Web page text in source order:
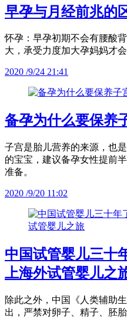
早孕与月经前兆的
怀孕：早孕初期不会有腰酸
大，承受力度加大孕妈妈才会
2020 /9/24 21:41
备孕为什么要保养
子宫是胎儿营养的来源，也
的宝宝，建议备孕女性提前
准备。
2020 /9/20 11:02
中国试管婴儿三十
上海外试管婴儿之
除此之外，中国《人类辅助
出，严禁对卵子、精子、胚